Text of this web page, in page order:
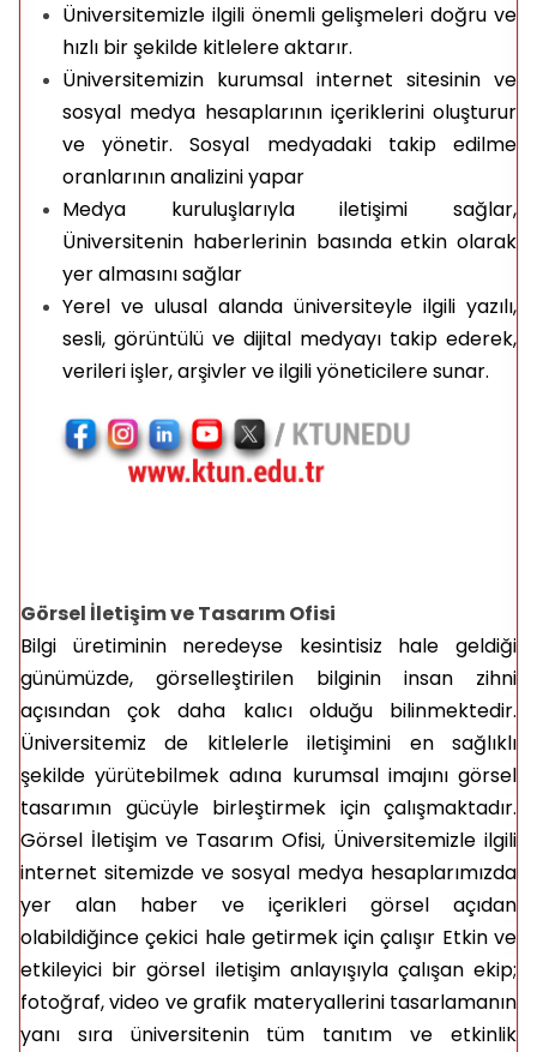
Üniversitemizle ilgili önemli gelişmeleri doğru ve
hızlı bir şekilde kitlelere aktarır.
Üniversitemizin kurumsal internet sitesinin ve
sosyal medya hesaplarının içeriklerini oluşturur
ve yönetir. Sosyal medyadaki takip edilme
oranlarının analizini yapar
Medya kuruluşlarıyla iletişimi sağlar,
Üniversitenin haberlerinin basında etkin olarak
yer almasını sağlar
Yerel ve ulusal alanda üniversiteyle ilgili yazılı,
sesli, görüntülü ve dijital medyayı takip ederek,
verileri işler, arşivler ve ilgili yöneticilere sunar.
Görsel İletişim ve Tasarım Ofisi
Bilgi üretiminin neredeyse kesintisiz hale geldiği
günümüzde, görselleştirilen bilginin insan zihni
açısından çok daha kalıcı olduğu bilinmektedir.
Üniversitemiz de kitlelerle iletişimini en sağlıklı
şekilde yürütebilmek adına kurumsal imajını görsel
tasarımın gücüyle birleştirmek için çalışmaktadır.
Görsel İletişim ve Tasarım Ofisi, Üniversitemizle ilgili
internet sitemizde ve sosyal medya hesaplarımızda
yer alan haber ve içerikleri görsel açıdan
olabildiğince çekici hale getirmek için çalışır Etkin ve
etkileyici bir görsel iletişim anlayışıyla çalışan ekip;
fotoğraf, video ve grafik materyallerini tasarlamanın
yanı sıra üniversitenin tüm tanıtım ve etkinlik